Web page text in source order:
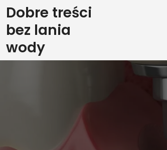
Skip
to
content
Dobre treści
bez lania
wody